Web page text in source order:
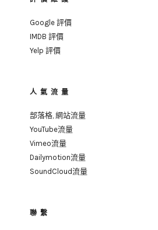
Google 評價
IMDB 評價
Yelp 評價
人氣流量
部落格, 網站流量
YouTube流量
Vimeo流量
Dailymotion流量
SoundCloud流量
聯繫